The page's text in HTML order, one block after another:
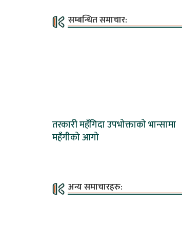
सम्बन्धित समाचार:
तरकारी महँगिदा उपभोक्ताको भान्सामा
महँगीको आगो
अन्य समाचारहरु: